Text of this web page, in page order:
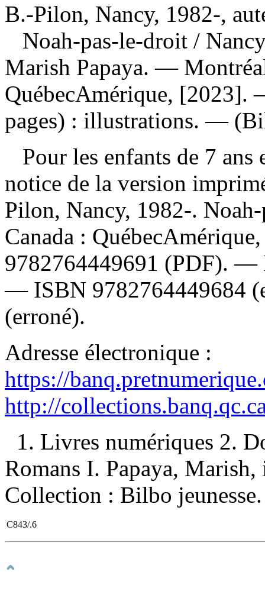
B.-Pilon, Nancy, 1982-,
Noah-pas-le-droit /
Marish Papaya. —
QuébecAmérique, [2023].
pages) : illustrations. —
Pour les enfants de 7
notice de la version
Pilon, Nancy, 1982-.
Canada :
9782764449691 (PDF). —
— ISBN 9782764449684
(erroné).
Adresse électronique :
https://
http://
1. Livres numériques 2.
Romans I. Papaya,
Collection : Bilbo jeunesse.
C843/.6